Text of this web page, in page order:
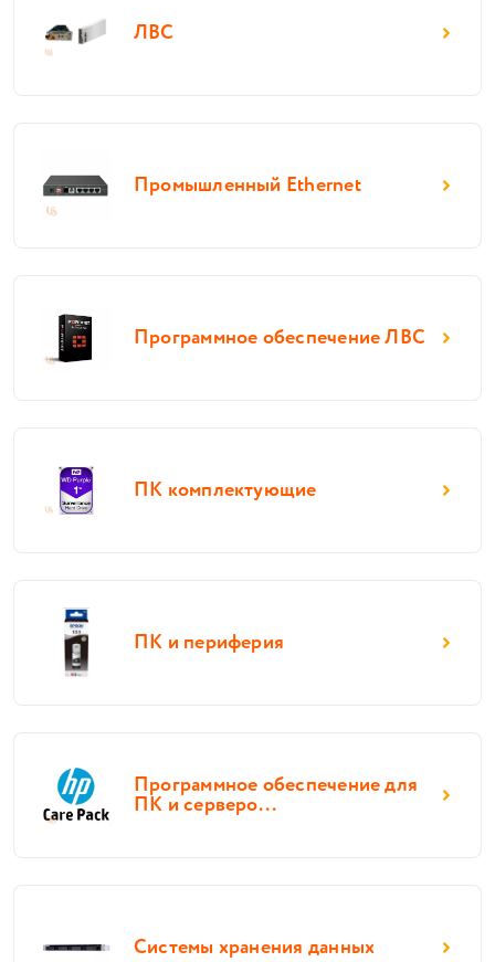
ЛВС
Промышленный Ethernet
Программное обеспечение ЛВС
ПК комплектующие
ПК и периферия
Программное обеспечение для
ПК и серверо...
Системы хранения данных